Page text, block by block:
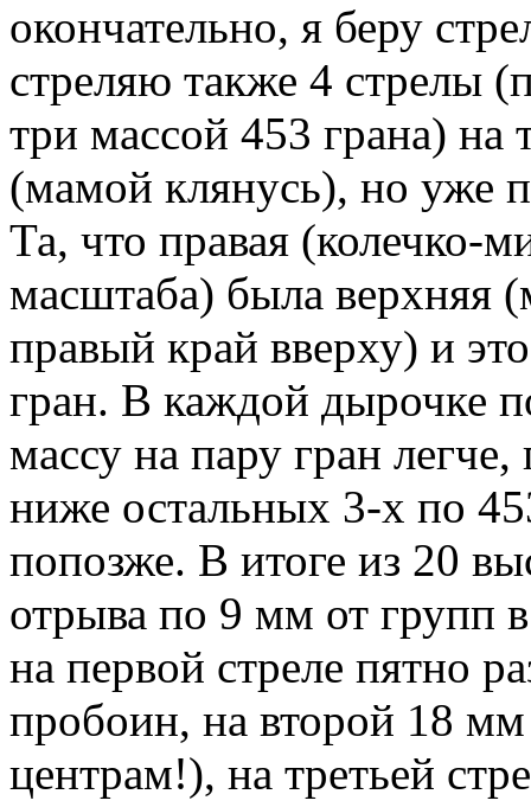
окончательно, я беру
стреляю также 4 стрелы
три массой 453 грана)
(мамой клянусь), но уже
Та, что правая (колечко-
масштаба) была верхняя
правый край вверху) и
гран. В каждой дырочке
массу на пару гран
ниже остальных 3-х по
попозже. В итоге из 20
отрыва по 9 мм от групп в
на первой стреле пятно
пробоин, на второй 18
центрам!), на третьей